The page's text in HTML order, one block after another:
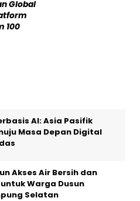
Global
100
AI: Asia Pasifik
Masa Depan Digital
Akses Air Bersih dan
Warga Dusun
Selatan